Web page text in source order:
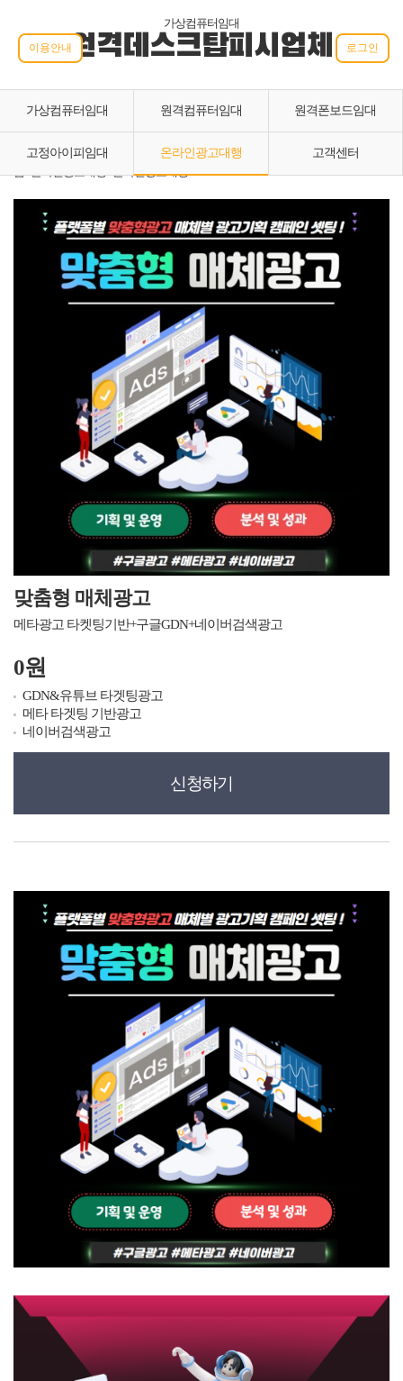
가상컴퓨터임대
원격데스크탑피시업체
이용안내 로그인
가상컴퓨터임대 원격컴퓨터임대 원격폰보드임대
고정아이피임대 온라인광고대행
고객센터
홈 › 온라인광고대행 › 온라인광고대행
맞춤형 매체광고
메타광고 타켓팅기반+구글GDN+네이버검색광고
0원
GDN&유튜브 타겟팅광고
메타 타겟팅 기반광고
네이버검색광고
신청하기